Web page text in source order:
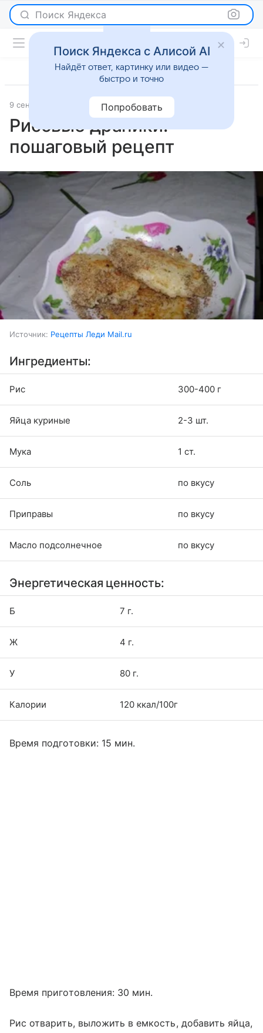
Поиск Яндекса
9 сентября 2025 Рецепты
Рисовые драники:
пошаговый рецепт
Источник: Рецепты Леди Mail.ru
Ингредиенты:
Рис 300-400 г
Яйца куриные 2-3 шт.
Мука 1 ст.
Соль по вкусу
Приправы по вкусу
Масло подсолнечное по вкусу
Энергетическая ценность:
Б 7 г.
Ж 4 г.
У 80 г.
Калории 120 ккал/100г
Время подготовки: 15 мин.
Время приготовления: 30 мин.
Рис отварить, выложить в емкость, добавить яйца,
Поиск Яндекса с Алисой AI
Найдёт ответ, картинку или видео —
быстро и точно
Попробовать